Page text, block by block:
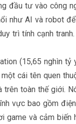
đầu tư vào công
như AI và robot
trì tính cạnh tranh.
(15,65 nghìn tỷ
cái tên quen
trên toàn thế giới.
vực bao gồm
game và cảm biến